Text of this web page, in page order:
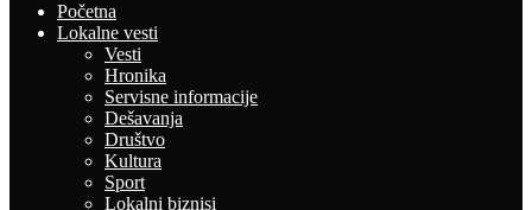
Početna
Lokalne vesti
Vesti
Hronika
Servisne informacije
Dešavanja
Društvo
Kultura
Sport
Lokalni biznisi